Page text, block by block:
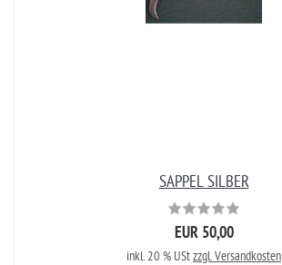
SAPPEL SILBER
EUR 50,00
inkl. 20 % UStzzgl. Versandkosten